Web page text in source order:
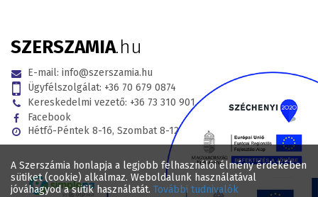
A Szerszámia honlapja a legjobb felhasználói élmény érdekében
sütiket (cookie) alkalmaz. Weboldalunk használatával
jóváhagyod a sütik használatát. További tudnivalók
SZERSZAMIA.hu
E-mail: info@szerszamia.hu
Ügyfélszolgálat: +36 70 679 0874
Kereskedelmi vezető: +36 73 310 901
Facebook
Hétfő-Péntek 8-16, Szombat 8-12